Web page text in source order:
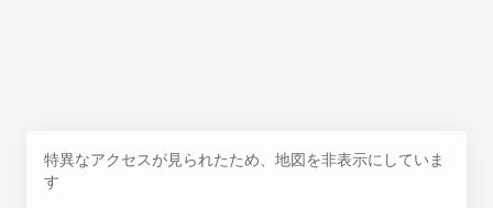
特異なアクセスが見られたため、地図を非表示にしていま
す